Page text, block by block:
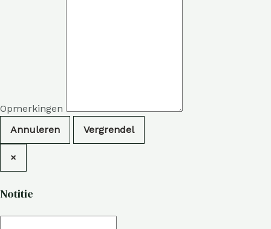
Opmerkingen
Annuleren
Vergrendel
×
Notitie